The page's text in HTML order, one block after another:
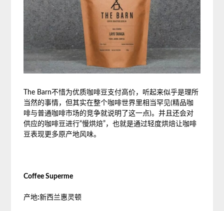
The Barn不惜为优质咖啡豆支付高价，听起来似乎是理所
当然的事情，但其实在整个咖啡世界里相当罕见(精品咖
啡与普通咖啡市场的竞争就说明了这一点)。并且还会对
供应的咖啡豆进行“慢烘焙”，也就是通过轻度烘焙让咖啡
豆表现更多原产地风味。
Coffee Superme
产地:新西兰惠灵顿